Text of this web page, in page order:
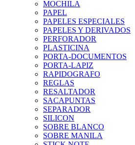
MOCHILA
PAPEL
PAPELES ESPECIALES
PAPELES Y DERIVADOS
PERFORADOR
PLASTICINA
PORTA-DOCUMENTOS
PORTA-LAPIZ
RAPIDOGRAFO
REGLAS
RESALTADOR
SACAPUNTAS
SEPARADOR
SILICON
SOBRE BLANCO
SOBRE MANILA